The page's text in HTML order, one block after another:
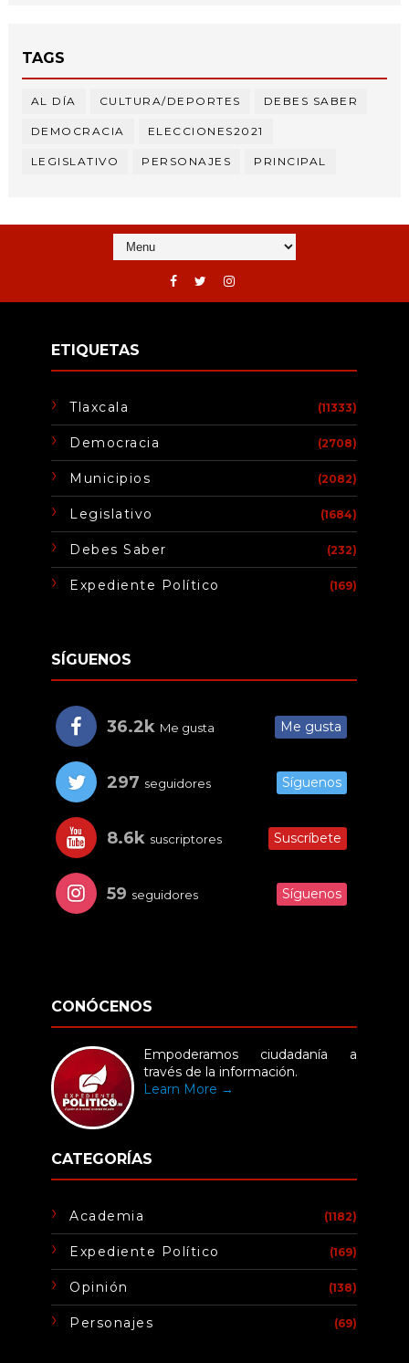
TAGS
AL DÍA CULTURA/DEPORTES DEBES SABER
DEMOCRACIA ELECCIONES2021
LEGISLATIVO PERSONAJES PRINCIPAL
ETIQUETAS
Tlaxcala (11333)
Democracia (2708)
Municipios (2082)
Legislativo (1684)
Debes Saber (232)
Expediente Político (169)
SÍGUENOS
36.2k Me gusta Me gusta
297 seguidores Síguenos
8.6k suscriptores Suscríbete
59 seguidores Síguenos
CONÓCENOS
Empoderamos ciudadanía a
través de la información.
Learn More →
CATEGORÍAS
Academia (1182)
Expediente Político (169)
Opinión (138)
Personajes (69)